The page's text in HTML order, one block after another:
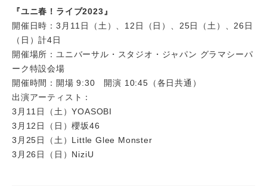
『ユニ春！ライブ2023』
開催日時：3月11日（土）、12日（日）、25日（土）、26日
（日）計4日
開催場所：ユニバーサル・スタジオ・ジャパン グラマシーパ
ーク特設会場
開催時間：開場 9:30 開演 10:45（各日共通）
出演アーティスト：
3月11日（土）YOASOBI
3月12日（日）櫻坂46
3月25日（土）Little Glee Monster
3月26日（日）NiziU